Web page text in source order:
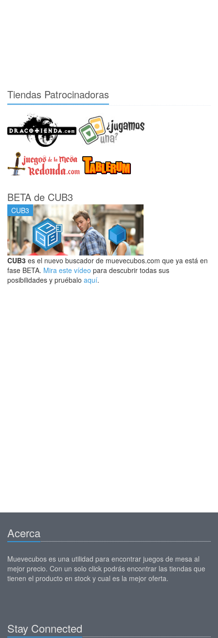
Tiendas Patrocinadoras
BETA de CUB3
CUB3
CUB3 es el nuevo buscador de muevecubos.com que ya está en
fase BETA. Mira este vídeo para descubrir todas sus
posibilidades y pruébalo aquí.
Acerca
Muevecubos es una utilidad para encontrar juegos de mesa al
mejor precio. Con un solo click podrás encontrar las tiendas que
tienen el producto en stock y cual es la mejor oferta.
Stay Connected